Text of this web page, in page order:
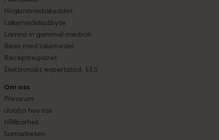
Högkostnadsskyddet
Läkemedelsutbyte
Lämna in gammal medicin
Resa med läkemedel
Receptregistret
Elektroniskt expertstöd, EES
Om oss
Pressrum
Jobba hos oss
Hållbarhet
Samarbeten